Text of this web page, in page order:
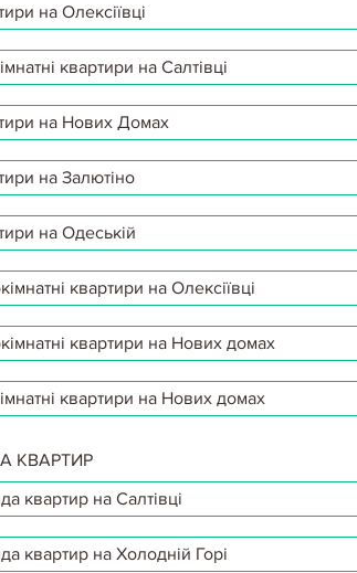
на Олексіївці
квартири на Салтівці
на Нових Домах
на Залютіно
на Одеській
квартири на Олексіївці
квартири на Нових домах
квартири на Нових домах
КВАРТИР
квартир на Салтівці
квартир на Холодній Горі